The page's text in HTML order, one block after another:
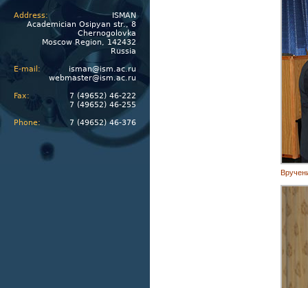
Address:
ISMAN
Academician Osipyan str., 8
Chernogolovka
Moscow Region, 142432
Russia
E-mail:
isman@ism.ac.ru
webmaster@ism.ac.ru
Fax:
7 (49652) 46-222
7 (49652) 46-255
Phone:
7 (49652) 46-376